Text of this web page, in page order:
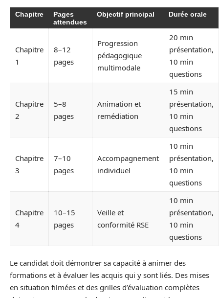
Chapitre
Pages
attendues
Objectif principal Durée orale
Chapitre
1
8–12
pages
Progression
pédagogique
multimodale
20 min
présentation,
10 min
questions
Chapitre
2
5–8
pages
Animation et
remédiation
15 min
présentation,
10 min
questions
Chapitre
3
7–10
pages
Accompagnement
individuel
10 min
présentation,
10 min
questions
Chapitre
4
10–15
pages
Veille et
conformité RSE
10 min
présentation,
10 min
questions
Le candidat doit démontrer sa capacité à animer des
formations et à évaluer les acquis qui y sont liés. Des mises
en situation filmées et des grilles d’évaluation complètes